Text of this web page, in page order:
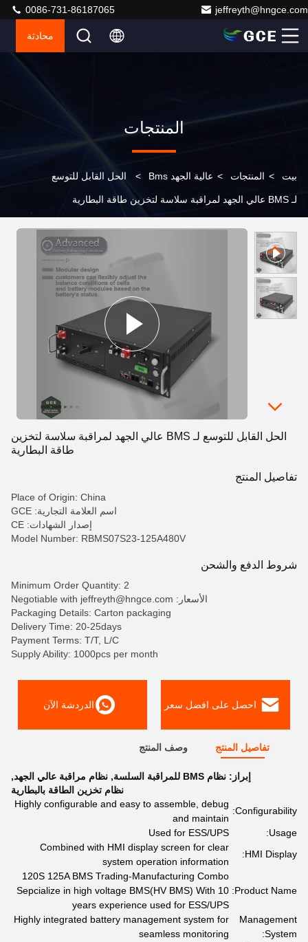
jeffreyth@hngce.com
0086-731-86187065
محادثة
المنتجات
بيت > المنتجات > عالية الجهد Bms > الحل القابل للتوسع
لـ BMS عالي الجهد لمراقبة سلاسة لتخزين طاقة البطارية
الحل القابل للتوسع لـ BMS عالي الجهد لمراقبة سلاسة لتخزين
طاقة البطارية
تفاصيل المنتج
Place of Origin: China
اسم العلامة التجارية: GCE
إصدار الشهادات: CE
Model Number: RBMS07S23-125A480V
شروط الدفع والشحن
Minimum Order Quantity: 2
الأسعار: Negotiable with jeffreyth@hngce.com
Packaging Details: Carton packaging
Delivery Time: 20-25days
Payment Terms: T/T, L/C
Supply Ability: 1000pcs per month
احصل على افضل سعر الدردشة الآن
تفاصيل المنتج وصف المنتج
إبراز: نظام BMS للمراقبة السلسة , نظام مراقبة عالي الجهد,
نظام تخزين الطاقة بالبطارية
Configurability:
Highly configurable and easy to assemble, debug
and maintain
Usage:
Used for ESS/UPS
HMI Display:
Combined with HMI display screen for clear
system operation information
Product Name:
120S 125A BMS Trading-Manufacturing Combo
Sepcialize in high voltage BMS(HV BMS) With 10
years experience used for ESS/UPS
Management
System:
Highly integrated battery management system for
seamless monitoring